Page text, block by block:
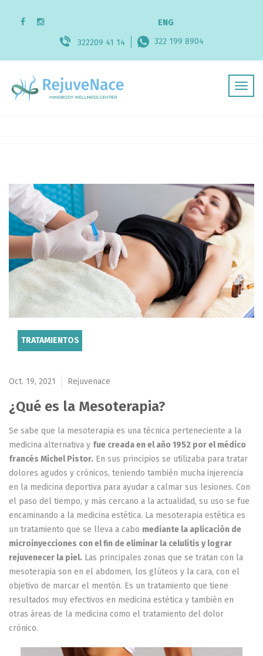
ENG
322209 41 14
322 199 8904
TRATAMIENTOS
Oct. 19, 2021 Rejuvenace
¿Qué es la Mesoterapia?
Se sabe que la mesoterapia es una técnica perteneciente a la
medicina alternativa y fue creada en el año 1952 por el médico
francés Michel Pistor. En sus principios se utilizaba para tratar
dolores agudos y crónicos, teniendo también mucha injerencia
en la medicina deportiva para ayudar a calmar sus lesiones. Con
el paso del tiempo, y más cercano a la actualidad, su uso se fue
encaminando a la medicina estética. La mesoterapia estética es
un tratamiento que se lleva a cabo mediante la aplicación de
microinyecciones con el fin de eliminar la celulitis y lograr
rejuvenecer la piel. Las principales zonas que se tratan con la
mesoterapia son en el abdomen, los glúteos y la cara, con el
objetivo de marcar el mentón. Es un tratamiento que tiene
resultados muy efectivos en medicina estética y también en
otras áreas de la medicina como el tratamiento del dolor
crónico.